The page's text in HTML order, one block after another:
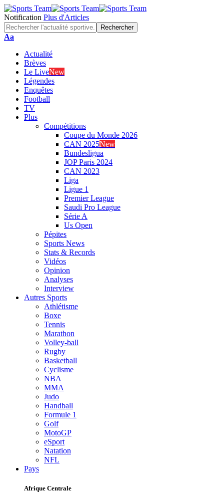
Notification Plus d'Articles
Font
Aa
Actualité
Brèves
Le LiveNew
Légendes
Enquêtes
Football
TV
Plus
Compétitions
Coupe du Monde 2026
CAN 2025New
Bundesligua
JOP Paris 2024
CAN 2023
Liga
Ligue 1
Premier League
Saudi Pro League
Série A
Us Open
Pépites
Sports News
Stats & Records
Vidéos
Opinion
Analyses
Interview
Autres Sports
Athlétisme
Boxe
Tennis
Marathon
Volley-ball
Rugby
Basketball
Cyclisme
NBA
MMA
Judo
Handball
Formule 1
Golf
MotoGP
eSport
Natation
NFL
Pays
Afrique Centrale